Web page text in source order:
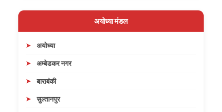
अयोध्या मंडल
अयोध्या
अम्बेडकर नगर
बाराबंकी
सुल्तानपुर